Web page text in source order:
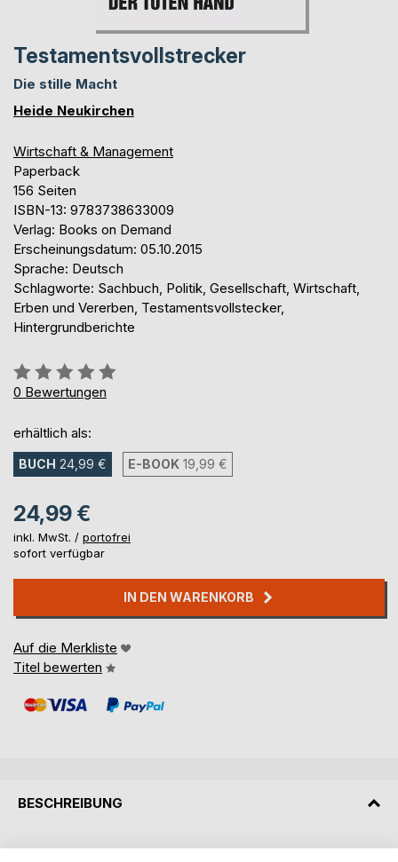
Testamentsvollstrecker
Die stille Macht
Heide Neukirchen
Wirtschaft & Management
Paperback
156 Seiten
ISBN-13: 9783738633009
Verlag: Books on Demand
Erscheinungsdatum: 05.10.2015
Sprache: Deutsch
Schlagworte: Sachbuch, Politik, Gesellschaft, Wirtschaft,
Erben und Vererben, Testamentsvollstecker,
Hintergrundberichte
Bewertung::
0%
0 Bewertungen
erhältlich als:
BUCH 24,99 € E-BOOK 19,99 €
24,99 €
inkl. MwSt. / portofrei
sofort verfügbar
IN DEN WARENKORB
Auf die Merkliste
Titel bewerten
BESCHREIBUNG